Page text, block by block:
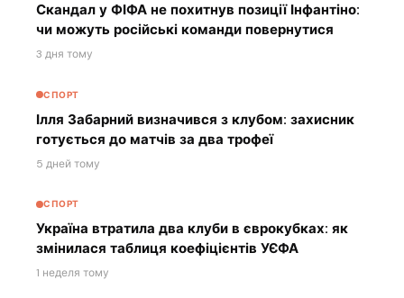
Скандал у ФІФА не похитнув позиції Інфантіно:
чи можуть російські команди повернутися
3 дня тому
СПОРТ
Ілля Забарний визначився з клубом: захисник
готується до матчів за два трофеї
5 дней тому
СПОРТ
Україна втратила два клуби в єврокубках: як
змінилася таблиця коефіцієнтів УЄФА
1 неделя тому